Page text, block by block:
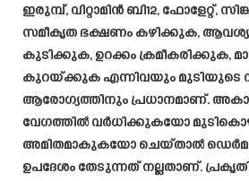
ഇരുമ്പ്, വിറ്റാമിൻ ബി12, ഫോളേറ്റ്,
സമീകൃത ഭക്ഷണം കഴിക്കുക,
കുടിക്കുക, ഉറക്കം ക്രമീകരിക്കുക,
കുറയ്ക്കുക എന്നിവയും മുടിയുടെ
ആരോഗ്യത്തിനും പ്രധാനമാണ്.
വേഗത്തിൽ വർധിക്കുകയോ
അമിതമാകുകയോ ചെയ്താൽ
ഉപദേശം തേടുന്നത് നല്ലതാണ്.